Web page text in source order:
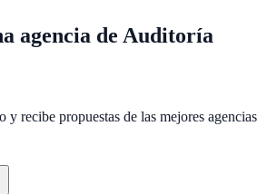
agencia de Auditoría
y recibe propuestas de las mejores agencias